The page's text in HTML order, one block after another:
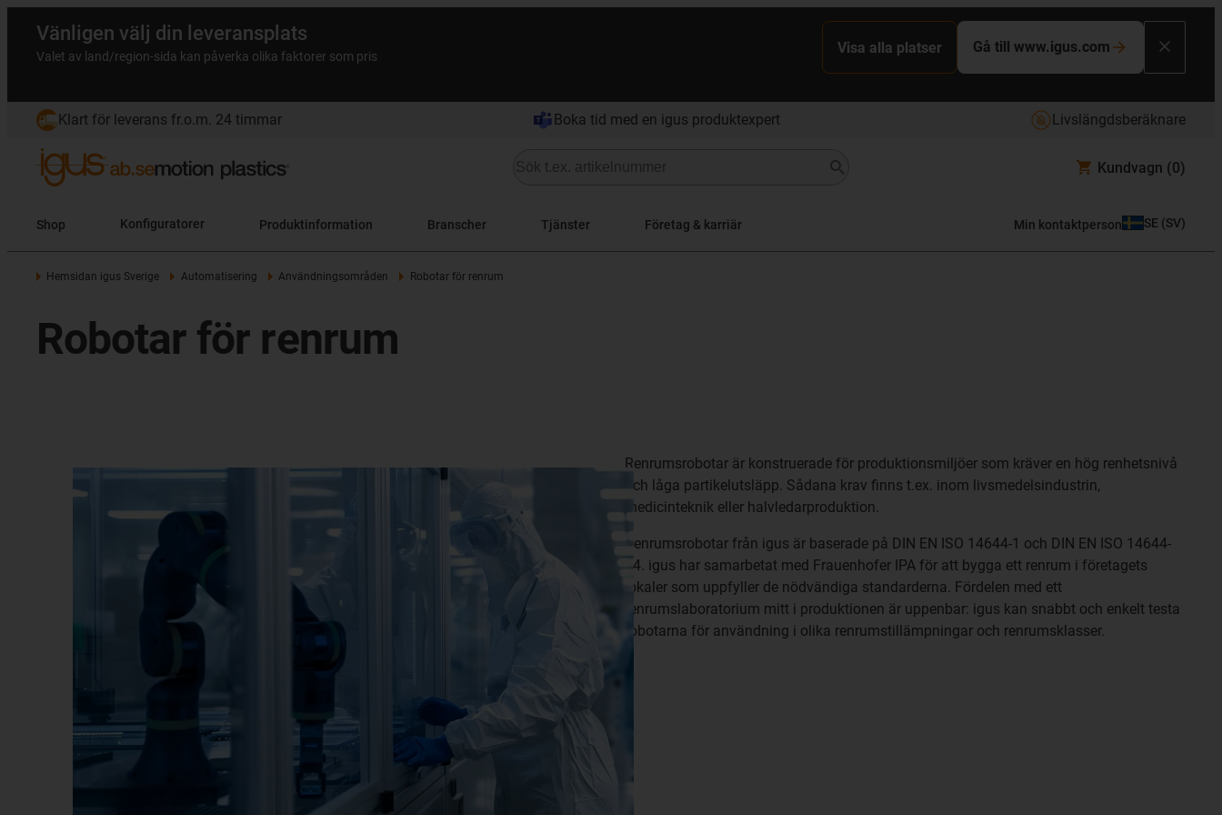
Vänligen välj din leveransplats
Valet av land/region-sida kan påverka olika faktorer som pris
Visa alla platser Gå till www.igus.com
Klart för leverans fr.o.m. 24 timmar Boka tid med en igus produktexpert Livslängdsberäknare
Kundvagn (0)
Shop Konfiguratorer Produktinformation Branscher Tjänster Företag & karriär Min kontaktperson SE (SV)
Hemsidan igus Sverige Automatisering Användningsområden Robotar för renrum
Robotar för renrum
Renrumsrobotar är konstruerade för produktionsmiljöer som kräver en hög renhetsnivå
och låga partikelutsläpp. Sådana krav finns t.ex. inom livsmedelsindustrin,
medicinteknik eller halvledarproduktion.
Renrumsrobotar från igus är baserade på DIN EN ISO 14644-1 och DIN EN ISO 14644-
14. igus har samarbetat med Frauenhofer IPA för att bygga ett renrum i företagets
lokaler som uppfyller de nödvändiga standarderna. Fördelen med ett
renrumslaboratorium mitt i produktionen är uppenbar: igus kan snabbt och enkelt testa
robotarna för användning i olika renrumstillämpningar och renrumsklasser.